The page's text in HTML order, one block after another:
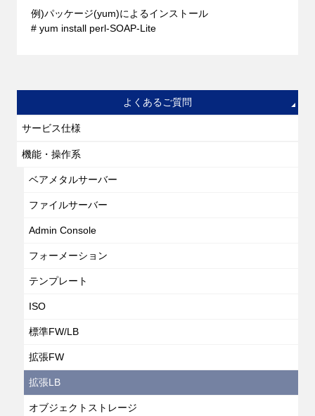
例)パッケージ(yum)によるインストール
# yum install perl-SOAP-Lite
よくあるご質問
サービス仕様
機能・操作系
ベアメタルサーバー
ファイルサーバー
Admin Console
フォーメーション
テンプレート
ISO
標準FW/LB
拡張FW
拡張LB
オブジェクトストレージ